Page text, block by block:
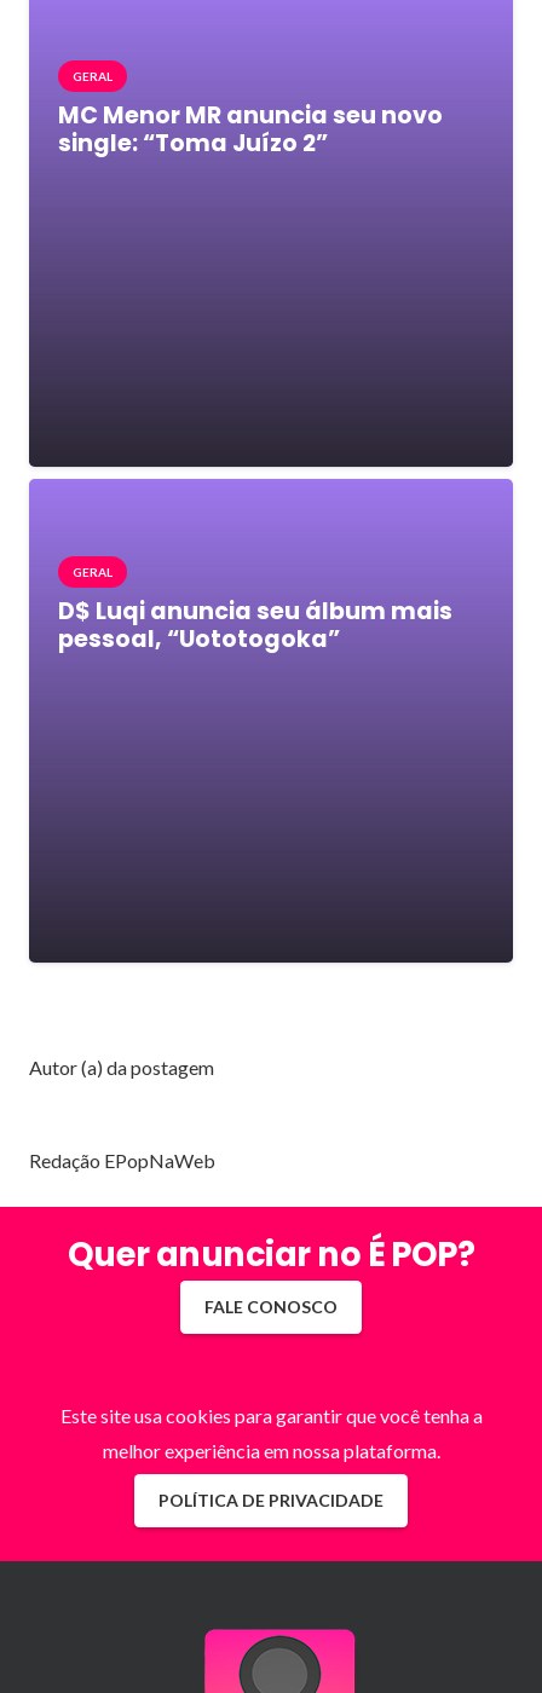
GERAL
MC Menor MR anuncia seu novo
single: “Toma Juízo 2”
GERAL
D$ Luqi anuncia seu álbum mais
pessoal, “Uototogoka”
Autor (a) da postagem
Redação EPopNaWeb
Quer anunciar no É POP?
FALE CONOSCO
Este site usa cookies para garantir que você tenha a
melhor experiência em nossa plataforma.
POLÍTICA DE PRIVACIDADE